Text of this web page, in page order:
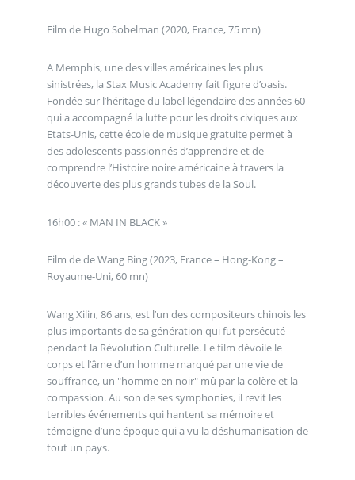
Film de Hugo Sobelman (2020, France, 75 mn)
A Memphis, une des villes américaines les plus
sinistrées, la Stax Music Academy fait figure d’oasis.
Fondée sur l’héritage du label légendaire des années 60
qui a accompagné la lutte pour les droits civiques aux
Etats-Unis, cette école de musique gratuite permet à
des adolescents passionnés d’apprendre et de
comprendre l’Histoire noire américaine à travers la
découverte des plus grands tubes de la Soul.
16h00 : « MAN IN BLACK »
Film de de Wang Bing (2023, France – Hong-Kong –
Royaume-Uni, 60 mn)
Wang Xilin, 86 ans, est l’un des compositeurs chinois les
plus importants de sa génération qui fut persécuté
pendant la Révolution Culturelle. Le film dévoile le
corps et l’âme d’un homme marqué par une vie de
souffrance, un "homme en noir" mû par la colère et la
compassion. Au son de ses symphonies, il revit les
terribles événements qui hantent sa mémoire et
témoigne d’une époque qui a vu la déshumanisation de
tout un pays.